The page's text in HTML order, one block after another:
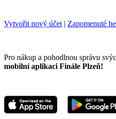
Vytvořit nový účet | Zapomenuté
Pro nákup a pohodlnou správu
mobilní aplikaci Finále Plzeň!